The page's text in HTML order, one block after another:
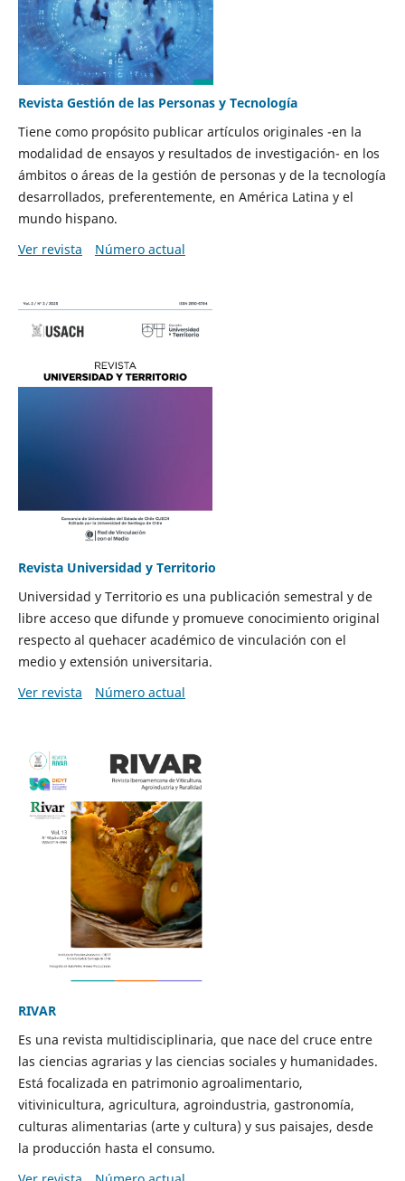
Revista Gestión de las Personas y Tecnología
Tiene como propósito publicar artículos originales -en la
modalidad de ensayos y resultados de investigación- en los
ámbitos o áreas de la gestión de personas y de la tecnología
desarrollados, preferentemente, en América Latina y el
mundo hispano.
Ver revista
Número actual
Revista Universidad y Territorio
Universidad y Territorio es una publicación semestral y de
libre acceso que difunde y promueve conocimiento original
respecto al quehacer académico de vinculación con el
medio y extensión universitaria.
Ver revista
Número actual
RIVAR
Es una revista multidisciplinaria, que nace del cruce entre
las ciencias agrarias y las ciencias sociales y humanidades.
Está focalizada en patrimonio agroalimentario,
vitivinicultura, agricultura, agroindustria, gastronomía,
culturas alimentarias (arte y cultura) y sus paisajes, desde
la producción hasta el consumo.